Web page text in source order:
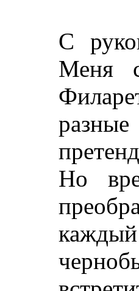
С
Меня
Но